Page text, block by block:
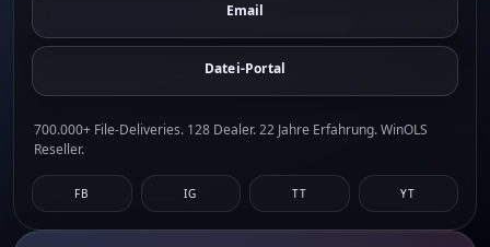
Email
Datei-Portal
700.000+ File-Deliveries. 128 Dealer. 22 Jahre Erfahrung. WinOLS
Reseller.
FB IG TT YT